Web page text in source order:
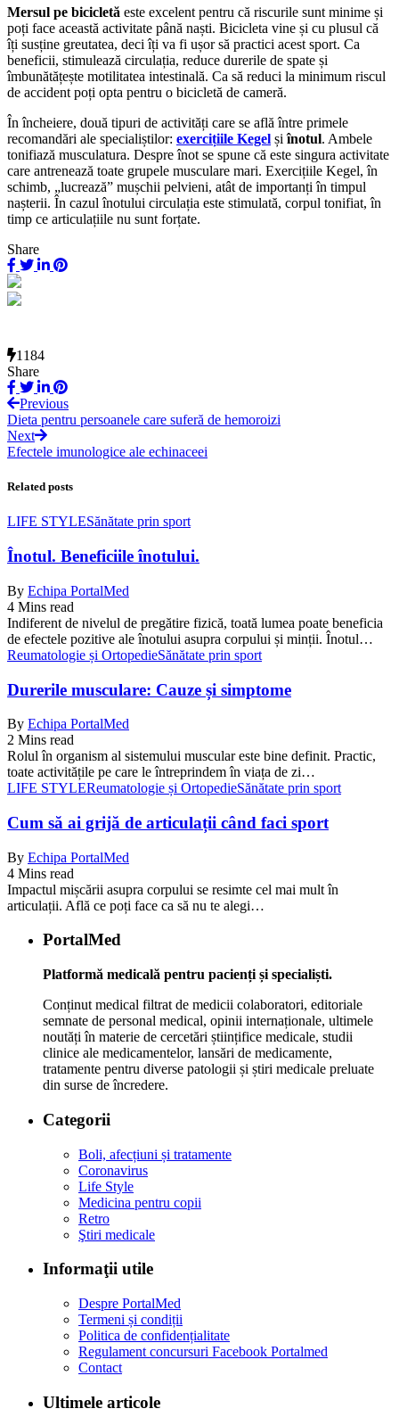
Mersul pe bicicletă este excelent pentru că riscurile sunt minime și
poți face această activitate până naști. Bicicleta vine și cu plusul că
îți susține greutatea, deci îți va fi ușor să practici acest sport. Ca
beneficii, stimulează circulația, reduce durerile de spate și
îmbunătățește motilitatea intestinală. Ca să reduci la minimum riscul
de accident poți opta pentru o bicicletă de cameră.
În încheiere, două tipuri de activități care se află între primele
recomandări ale specialiștilor: exercițiile Kegel șiînotul. Ambele
tonifiază musculatura. Despre înot se spune că este singura activitate
care antrenează toate grupele musculare mari. Exercițiile Kegel, în
schimb, „lucrează” mușchii pelvieni, atât de importanți în timpul
nașterii. În cazul înotului circulația este stimulată, corpul tonifiat, în
timp ce articulațiile nu sunt forțate.
Share
1184
Share
Previous
Dieta pentru persoanele care suferă de hemoroizi
Next
Efectele imunologice ale echinaceei
Related posts
LIFE STYLESănătate prin sport
Înotul. Beneficiile înotului.
By Echipa PortalMed
4 Mins read
Indiferent de nivelul de pregătire fizică, toată lumea poate beneficia
de efectele pozitive ale înotului asupra corpului și minții. Înotul…
Reumatologie și OrtopedieSănătate prin sport
Durerile musculare: Cauze și simptome
By Echipa PortalMed
2 Mins read
Rolul în organism al sistemului muscular este bine definit. Practic,
toate activitățile pe care le întreprindem în viața de zi…
LIFE STYLEReumatologie și OrtopedieSănătate prin sport
Cum să ai grijă de articulații când faci sport
By Echipa PortalMed
4 Mins read
Impactul mișcării asupra corpului se resimte cel mai mult în
articulații. Află ce poți face ca să nu te alegi…
PortalMed
Platformă medicală pentru pacienți și specialiști.
Conținut medical filtrat de medicii colaboratori, editoriale
semnate de personal medical, opinii internaționale, ultimele
noutăți în materie de cercetări științifice medicale, studii
clinice ale medicamentelor, lansări de medicamente,
tratamente pentru diverse patologii și știri medicale preluate
din surse de încredere.
Categorii
Boli, afecțiuni și tratamente
Coronavirus
Life Style
Medicina pentru copii
Retro
Ştiri medicale
Informaţii utile
Despre PortalMed
Termeni și condiții
Politica de confidențialitate
Regulament concursuri Facebook Portalmed
Contact
Ultimele articole